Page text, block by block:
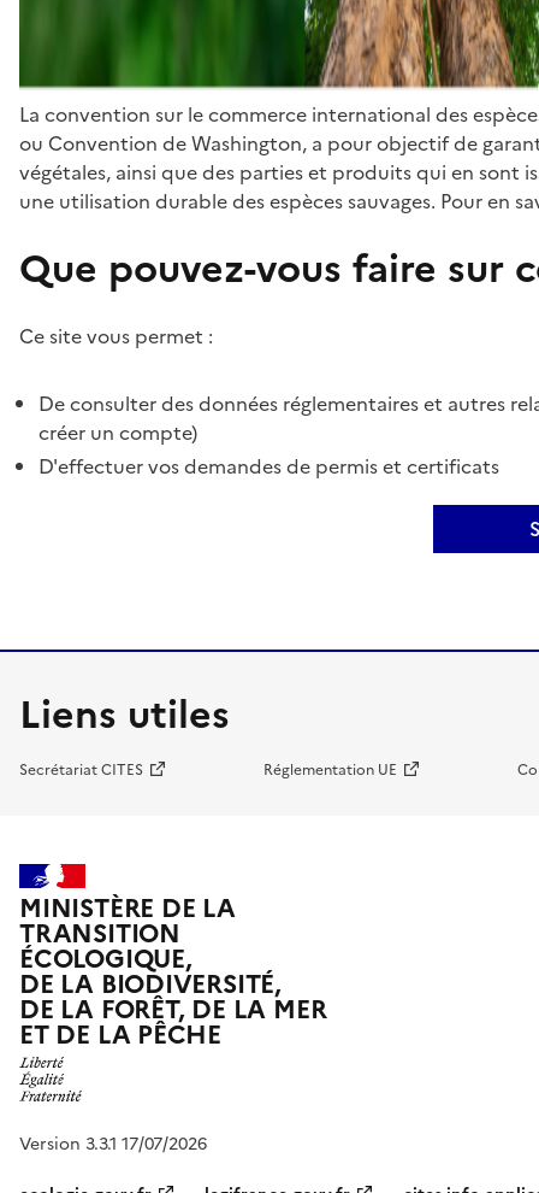
La convention sur le commerce international des
ou Convention de Washington, a pour objectif de
végétales, ainsi que des parties et produits qui en sont
une utilisation durable des espèces sauvages. Pour en
Que pouvez-vous faire sur
Ce site vous permet :
De consulter des données réglementaires et autres
créer un compte)
D'effectuer vos demandes de permis et certificats
Liens utiles
Secrétariat CITES Réglementation UE
MINISTÈRE DE LA
TRANSITION
ÉCOLOGIQUE,
DE LA BIODIVERSITÉ,
DE LA FORÊT, DE LA MER
ET DE LA PÊCHE
Version 3.3.1 17/07/2026